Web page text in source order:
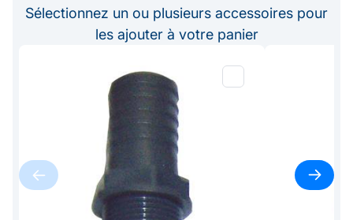
Sélectionnez un ou plusieurs accessoires pour
les ajouter à votre panier